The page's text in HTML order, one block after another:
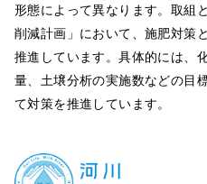
形態によって異なります。取組
削減計画」において、施肥対策
推進しています。具体的には、
量、土壌分析の実施数などの目
て対策を推進しています。